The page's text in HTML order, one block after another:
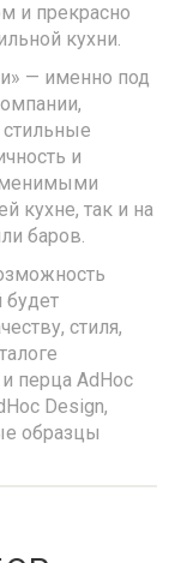
и прекрасно
кухни.
— именно под
и
кухне, так и на
баров.
будет
стиля,
перца AdHoc
Design,
образцы